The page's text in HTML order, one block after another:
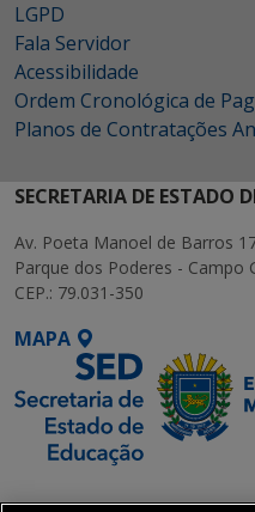
LGPD
Fala Servidor
Acessibilidade
Ordem Cronológica de
Planos de Contratações
SECRETARIA DE ESTADO
Av. Poeta Manoel de Barros
Parque dos Poderes - Campo
CEP.: 79.031-350
MAPA